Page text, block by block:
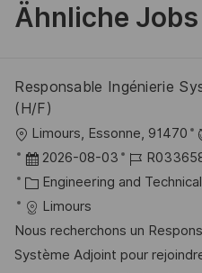
Ähnliche Jobs
Responsable Ingénierie
(H/F)
O
r
t
Limours, Essonne, 91470
D
a
t
u
m
2026-08-03
J
o
-
I
K
a
t
e
Engineering and
Limours
Nous recherchons un
Système Adjoint pour